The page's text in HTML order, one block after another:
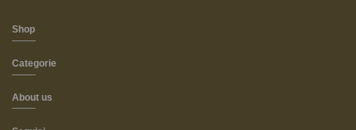
Shop
Categorie
About us